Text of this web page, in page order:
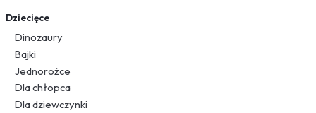
Dziecięce
Dinozaury
Bajki
Jednorożce
Dla chłopca
Dla dziewczynki